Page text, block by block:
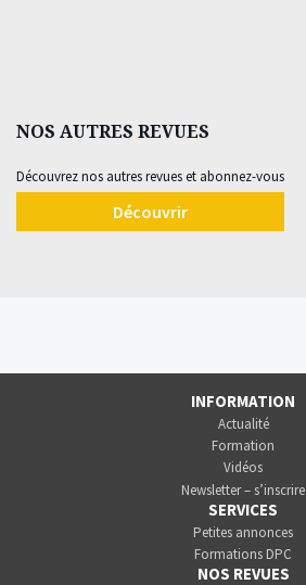
NOS AUTRES REVUES
Découvrez nos autres revues et abonnez-vous
Découvrir
INFORMATION
Actualité
Formation
Vidéos
Newsletter – s’inscrire
SERVICES
Petites annonces
Formations DPC
NOS REVUES